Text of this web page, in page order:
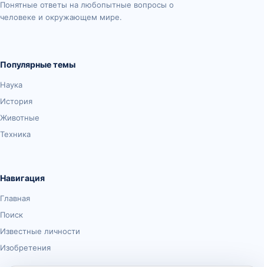
Понятные ответы на любопытные вопросы о
человеке и окружающем мире.
Популярные темы
Наука
История
Животные
Техника
Навигация
Главная
Поиск
Известные личности
Изобретения